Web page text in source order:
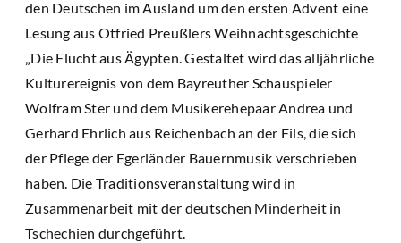
den Deutschen im Ausland um den ersten Advent eine
Lesung aus Otfried Preußlers Weihnachtsgeschichte
„Die Flucht aus Ägypten. Gestaltet wird das alljährliche
Kulturereignis von dem Bayreuther Schauspieler
Wolfram Ster und dem Musikerehepaar Andrea und
Gerhard Ehrlich aus Reichenbach an der Fils, die sich
der Pflege der Egerländer Bauernmusik verschrieben
haben. Die Traditionsveranstaltung wird in
Zusammenarbeit mit der deutschen Minderheit in
Tschechien durchgeführt.